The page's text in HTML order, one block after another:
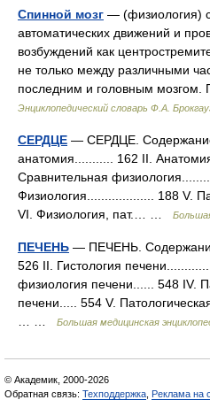
Спинной мозг — (физиология)
автоматических движений и
возбуждений как
не только между различными
последним и головным мозгом.
Энциклопедический словарь Ф.А.
СЕРДЦЕ — СЕРДЦЕ.
анатомия........... 162 II.
Сравнительная
Физиология................... 188 V.
VІ. Физиология, пат.… …
ПЕЧЕНЬ — ПЕЧЕНЬ.
526 II. Гистология
физиология печени...... 548 IV.
печени..... 554 V.
Большая медицинская
© Академик, 2000-2026
Обратная связь: Техподдержка Реклама на